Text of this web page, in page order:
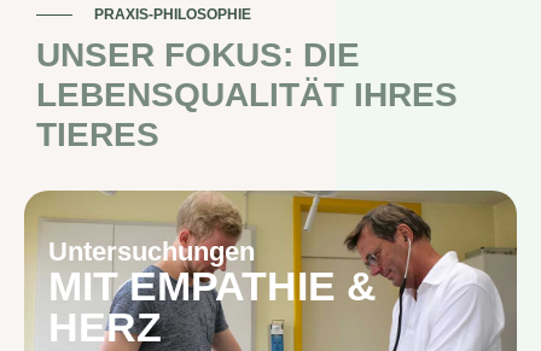
PRAXIS-PHILOSOPHIE
UNSER FOKUS: DIE
LEBENSQUALITÄT IHRES
TIERES
Untersuchungen
MIT EMPATHIE &
HERZ